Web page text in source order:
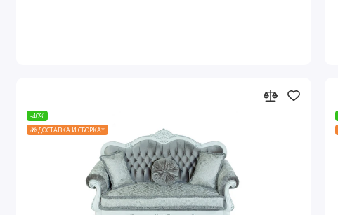
-40%
🎁 ДОСТАВКА И СБОРКА*